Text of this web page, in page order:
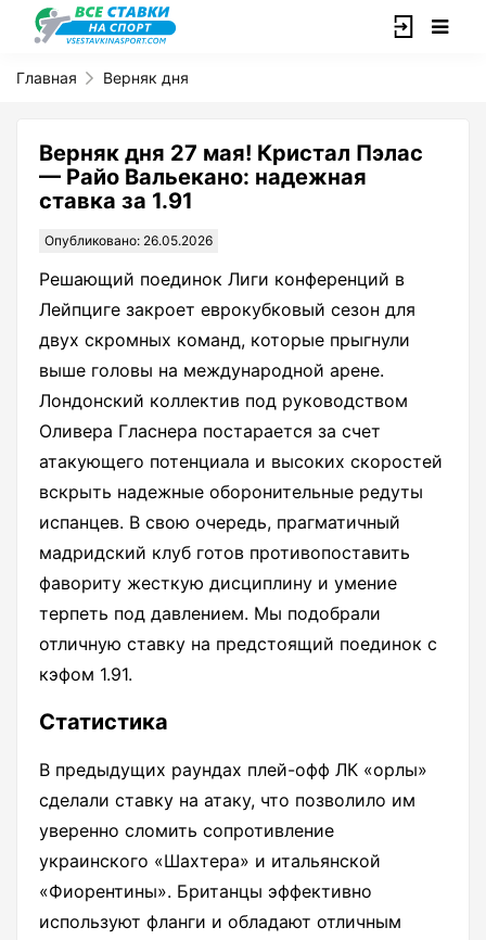
Главная Верняк дня
Верняк дня 27 мая! Кристал Пэлас
— Райо Вальекано: надежная
ставка за 1.91
Опубликовано: 26.05.2026
Решающий поединок Лиги конференций в
Лейпциге закроет еврокубковый сезон для
двух скромных команд, которые прыгнули
выше головы на международной арене.
Лондонский коллектив под руководством
Оливера Гласнера постарается за счет
атакующего потенциала и высоких скоростей
вскрыть надежные оборонительные редуты
испанцев. В свою очередь, прагматичный
мадридский клуб готов противопоставить
фавориту жесткую дисциплину и умение
терпеть под давлением. Мы подобрали
отличную ставку на предстоящий поединок с
кэфом 1.91.
Статистика
В предыдущих раундах плей-офф ЛК «орлы»
сделали ставку на атаку, что позволило им
уверенно сломить сопротивление
украинского «Шахтера» и итальянской
«Фиорентины». Британцы эффективно
используют фланги и обладают отличным